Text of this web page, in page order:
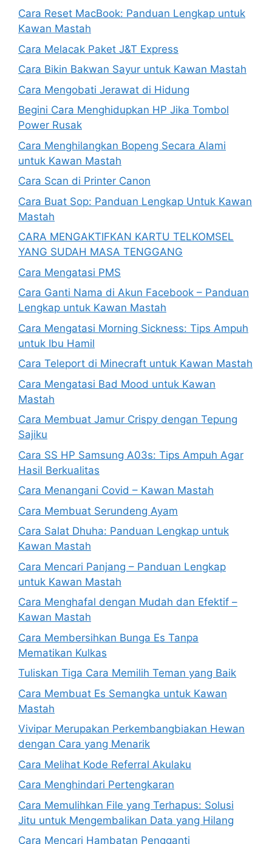
Cara Reset MacBook: Panduan Lengkap untuk
Kawan Mastah
Cara Melacak Paket J&T Express
Cara Bikin Bakwan Sayur untuk Kawan Mastah
Cara Mengobati Jerawat di Hidung
Begini Cara Menghidupkan HP Jika Tombol
Power Rusak
Cara Menghilangkan Bopeng Secara Alami
untuk Kawan Mastah
Cara Scan di Printer Canon
Cara Buat Sop: Panduan Lengkap Untuk Kawan
Mastah
CARA MENGAKTIFKAN KARTU TELKOMSEL
YANG SUDAH MASA TENGGANG
Cara Mengatasi PMS
Cara Ganti Nama di Akun Facebook – Panduan
Lengkap untuk Kawan Mastah
Cara Mengatasi Morning Sickness: Tips Ampuh
untuk Ibu Hamil
Cara Teleport di Minecraft untuk Kawan Mastah
Cara Mengatasi Bad Mood untuk Kawan
Mastah
Cara Membuat Jamur Crispy dengan Tepung
Sajiku
Cara SS HP Samsung A03s: Tips Ampuh Agar
Hasil Berkualitas
Cara Menangani Covid – Kawan Mastah
Cara Membuat Serundeng Ayam
Cara Salat Dhuha: Panduan Lengkap untuk
Kawan Mastah
Cara Mencari Panjang – Panduan Lengkap
untuk Kawan Mastah
Cara Menghafal dengan Mudah dan Efektif –
Kawan Mastah
Cara Membersihkan Bunga Es Tanpa
Mematikan Kulkas
Tuliskan Tiga Cara Memilih Teman yang Baik
Cara Membuat Es Semangka untuk Kawan
Mastah
Vivipar Merupakan Perkembangbiakan Hewan
dengan Cara yang Menarik
Cara Melihat Kode Referral Akulaku
Cara Menghindari Pertengkaran
Cara Memulihkan File yang Terhapus: Solusi
Jitu untuk Mengembalikan Data yang Hilang
Cara Mencari Hambatan Pengganti